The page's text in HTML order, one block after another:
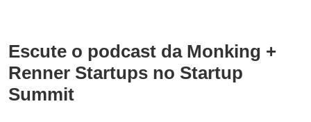
Escute o podcast da Monking +
Renner Startups no Startup
Summit